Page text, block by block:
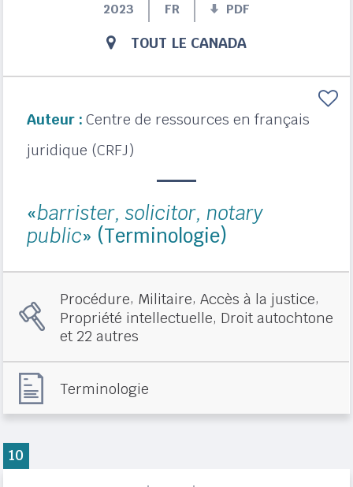
2023 FR PDF
TOUT LE CANADA
Auteur : Centre de ressources en français
juridique (CRFJ)
«barrister, solicitor, notary
public» (Terminologie)
Procédure, Militaire, Accès à la justice,
Propriété intellectuelle, Droit autochtone
et 22 autres
Terminologie
10